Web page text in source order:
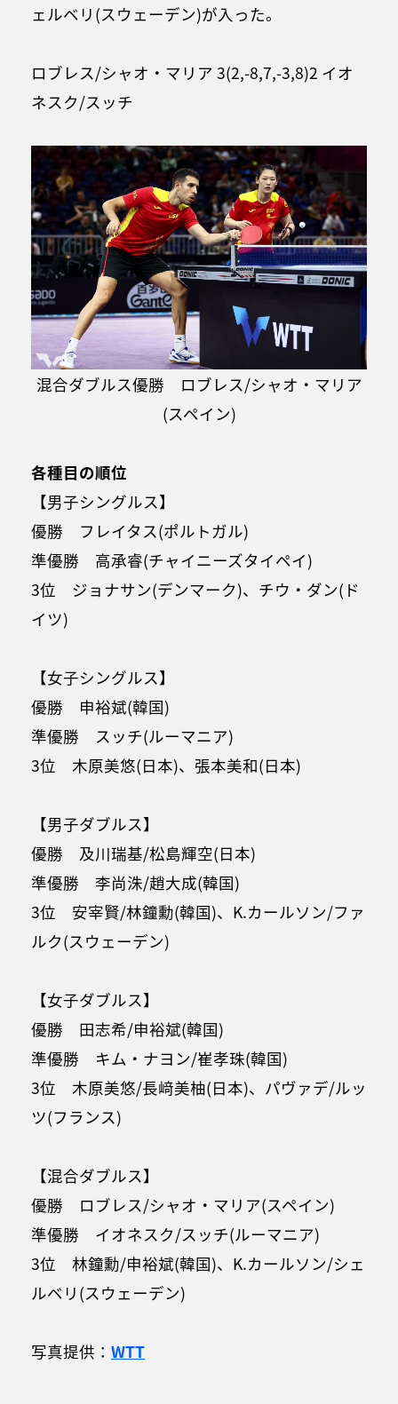
ェルベリ(スウェーデン)が入った。
ロブレス/シャオ・マリア 3(2,-8,7,-3,8)2 イオ
ネスク/スッチ
混合ダブルス優勝 ロブレス/シャオ・マリア
(スペイン)
各種目の順位
【男子シングルス】
優勝 フレイタス(ポルトガル)
準優勝 高承睿(チャイニーズタイペイ)
3位 ジョナサン(デンマーク)、チウ・ダン(ド
イツ)
【女子シングルス】
優勝 申裕斌(韓国)
準優勝 スッチ(ルーマニア)
3位 木原美悠(日本)、張本美和(日本)
【男子ダブルス】
優勝 及川瑞基/松島輝空(日本)
準優勝 李尚洙/趙大成(韓国)
3位 安宰賢/林鐘勳(韓国)、K.カールソン/ファ
ルク(スウェーデン)
【女子ダブルス】
優勝 田志希/申裕斌(韓国)
準優勝 キム・ナヨン/崔孝珠(韓国)
3位 木原美悠/長﨑美柚(日本)、パヴァデ/ルッ
ツ(フランス)
【混合ダブルス】
優勝 ロブレス/シャオ・マリア(スペイン)
準優勝 イオネスク/スッチ(ルーマニア)
3位 林鐘勳/申裕斌(韓国)、K.カールソン/シェ
ルベリ(スウェーデン)
写真提供： WTT